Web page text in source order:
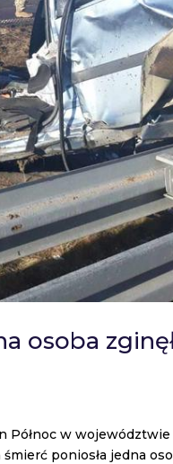
osoba
Północ w
poniosła jedna